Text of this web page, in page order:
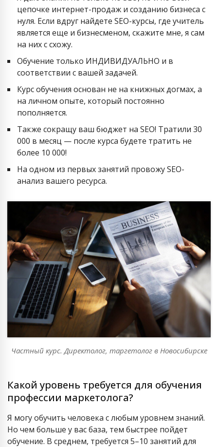
цепочке интернет-продаж и созданию бизнеса с
нуля. Если вдруг найдете SEO-курсы, где учитель
является еще и бизнесменом, скажите мне, я сам
на них с схожу.
Обучение только ИНДИВИДУАЛЬНО и в
соответствии с вашей задачей.
Курс обучения основан не на книжных догмах, а
на личном опыте, который постоянно
пополняется.
Также сокращу ваш бюджет на SEO! Тратили 30
000 в месяц — после курса будете тратить не
более 10 000!
На одном из первых занятий провожу SEO-
анализ вашего ресурса.
Частный курс. Директолог, таргетолог в Новосибирске
Какой уровень требуется для обучения
профессии маркетолога?
Я могу обучить человека с любым уровнем знаний.
Но чем больше у вас база, тем быстрее пойдет
обучение. В среднем, требуется 5–10 занятий для